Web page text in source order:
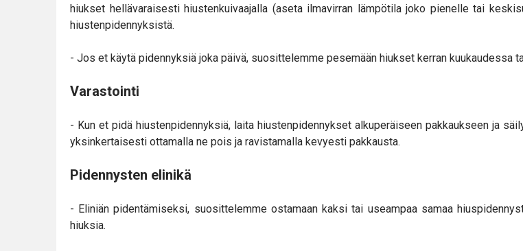
hiukset hellävaraisesti hiustenkuivaajalla (aseta ilmavirran lämpötila joko pienelle tai
hiustenpidennyksistä.
- Jos et käytä pidennyksiä joka päivä, suosittelemme pesemään hiukset kerran kuukaudessa
Varastointi
- Kun et pidä hiustenpidennyksiä, laita hiustenpidennykset alkuperäiseen pakkaukseen ja
yksinkertaisesti ottamalla ne pois ja ravistamalla kevyesti pakkausta.
Pidennysten elinikä
- Eliniän pidentämiseksi, suosittelemme ostamaan kaksi tai useampaa samaa
hiuksia.